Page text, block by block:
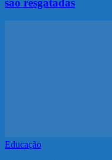
são resgatadas
Educação